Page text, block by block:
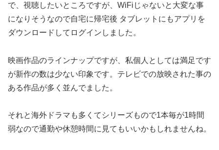
で、視聴したいところですが、WiFiじゃないと大変な事
になりそうなので自宅に帰宅後 タブレットにもアプリを
ダウンロードしてログインしました。
映画作品のラインナップですが、私個人としては満足です
が新作の数は少ない印象です。テレビでの放映された事の
ある作品が多く並んでました。
それと海外ドラマも多くてシリーズもので1本毎が1時間
弱なので通勤や休憩時間に見てもいいかもしれませんね。